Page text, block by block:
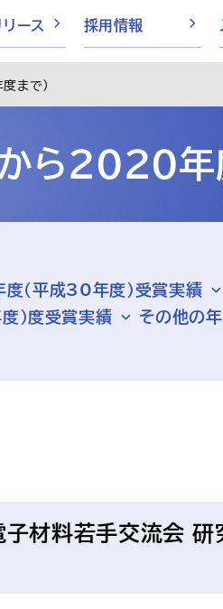
ース 採用情報
まで）
ら2020年
（平成30年度）受賞実績
）度受賞実績 その他の
材料若手交流会 研